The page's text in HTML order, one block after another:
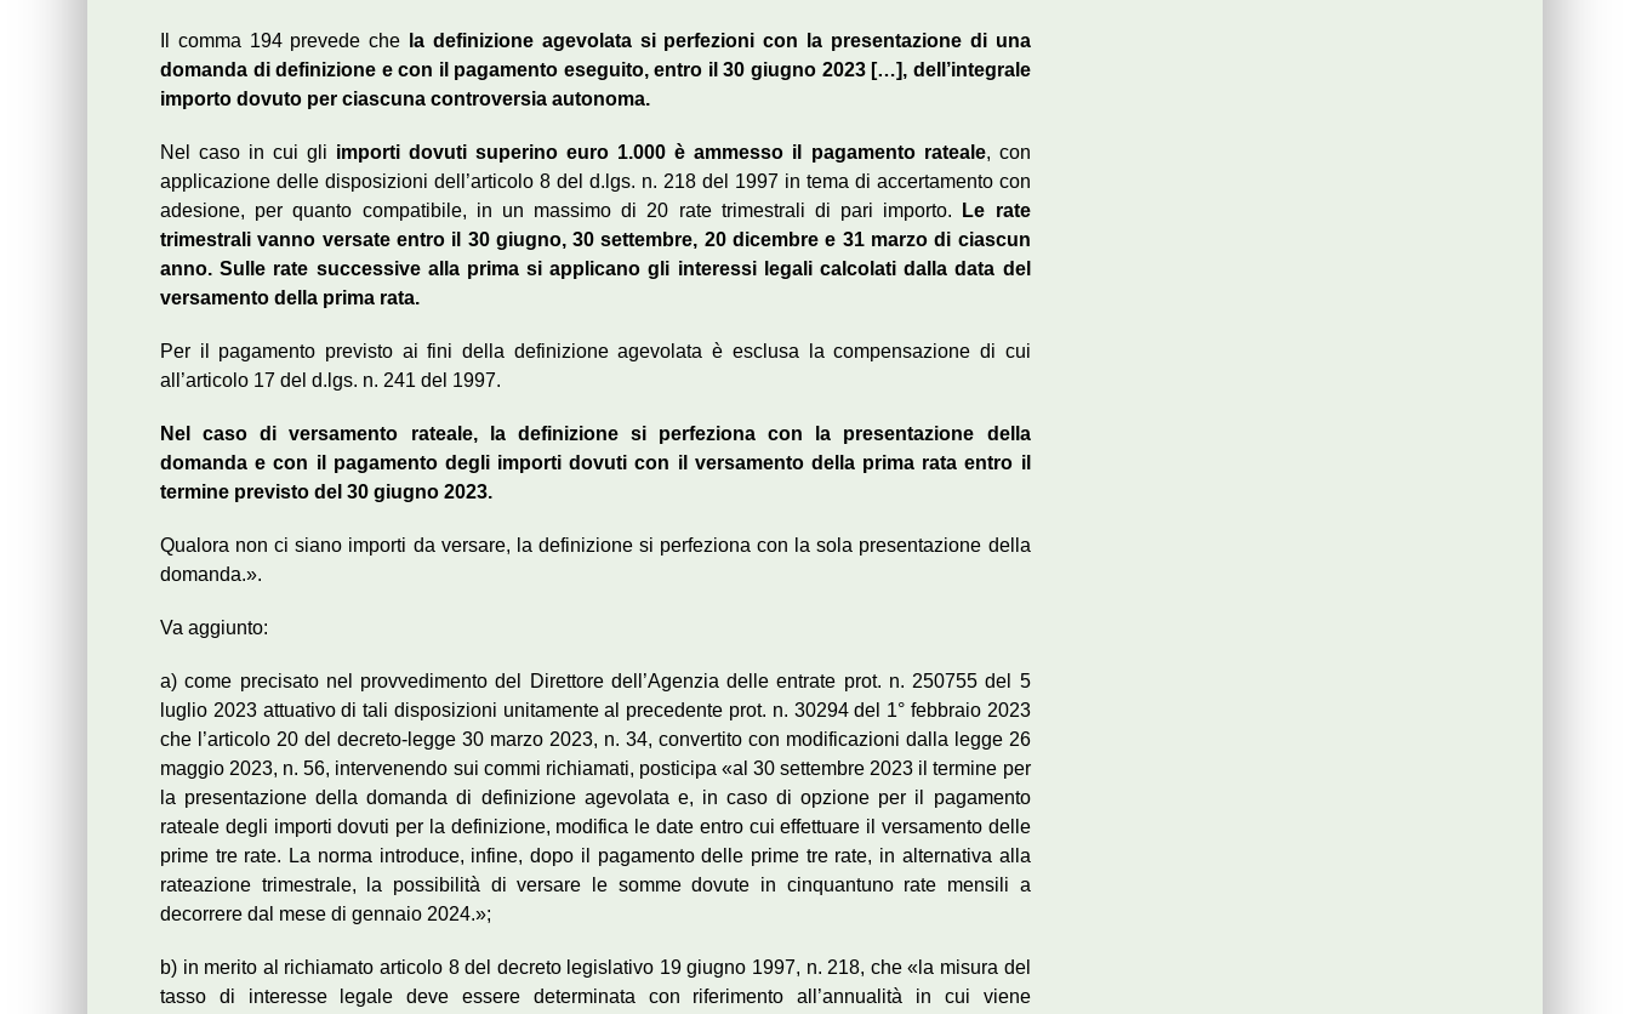
Il comma 194 prevede che la definizione agevolata si perfezioni con la presentazione di una
domanda di definizione e con il pagamento eseguito, entro il 30 giugno 2023 […], dell’integrale
importo dovuto per ciascuna controversia autonoma.
Nel caso in cui gli importi dovuti superino euro 1.000 è ammesso il pagamento rateale, con
applicazione delle disposizioni dell’articolo 8 del d.lgs. n. 218 del 1997 in tema di accertamento con
adesione, per quanto compatibile, in un massimo di 20 rate trimestrali di pari importo. Le rate
trimestrali vanno versate entro il 30 giugno, 30 settembre, 20 dicembre e 31 marzo di ciascun
anno. Sulle rate successive alla prima si applicano gli interessi legali calcolati dalla data del
versamento della prima rata.
Per il pagamento previsto ai fini della definizione agevolata è esclusa la compensazione di cui
all’articolo 17 del d.lgs. n. 241 del 1997.
Nel caso di versamento rateale, la definizione si perfeziona con la presentazione della
domanda e con il pagamento degli importi dovuti con il versamento della prima rata entro il
termine previsto del 30 giugno 2023.
Qualora non ci siano importi da versare, la definizione si perfeziona con la sola presentazione della
domanda.».
Va aggiunto:
a) come precisato nel provvedimento del Direttore dell’Agenzia delle entrate prot. n. 250755 del 5
luglio 2023 attuativo di tali disposizioni unitamente al precedente prot. n. 30294 del 1° febbraio 2023
che l’articolo 20 del decreto-legge 30 marzo 2023, n. 34, convertito con modificazioni dalla legge 26
maggio 2023, n. 56, intervenendo sui commi richiamati, posticipa «al 30 settembre 2023 il termine per
la presentazione della domanda di definizione agevolata e, in caso di opzione per il pagamento
rateale degli importi dovuti per la definizione, modifica le date entro cui effettuare il versamento delle
prime tre rate. La norma introduce, infine, dopo il pagamento delle prime tre rate, in alternativa alla
rateazione trimestrale, la possibilità di versare le somme dovute in cinquantuno rate mensili a
decorrere dal mese di gennaio 2024.»;
b) in merito al richiamato articolo 8 del decreto legislativo 19 giugno 1997, n. 218, che «la misura del
tasso di interesse legale deve essere determinata con riferimento all’annualità in cui viene